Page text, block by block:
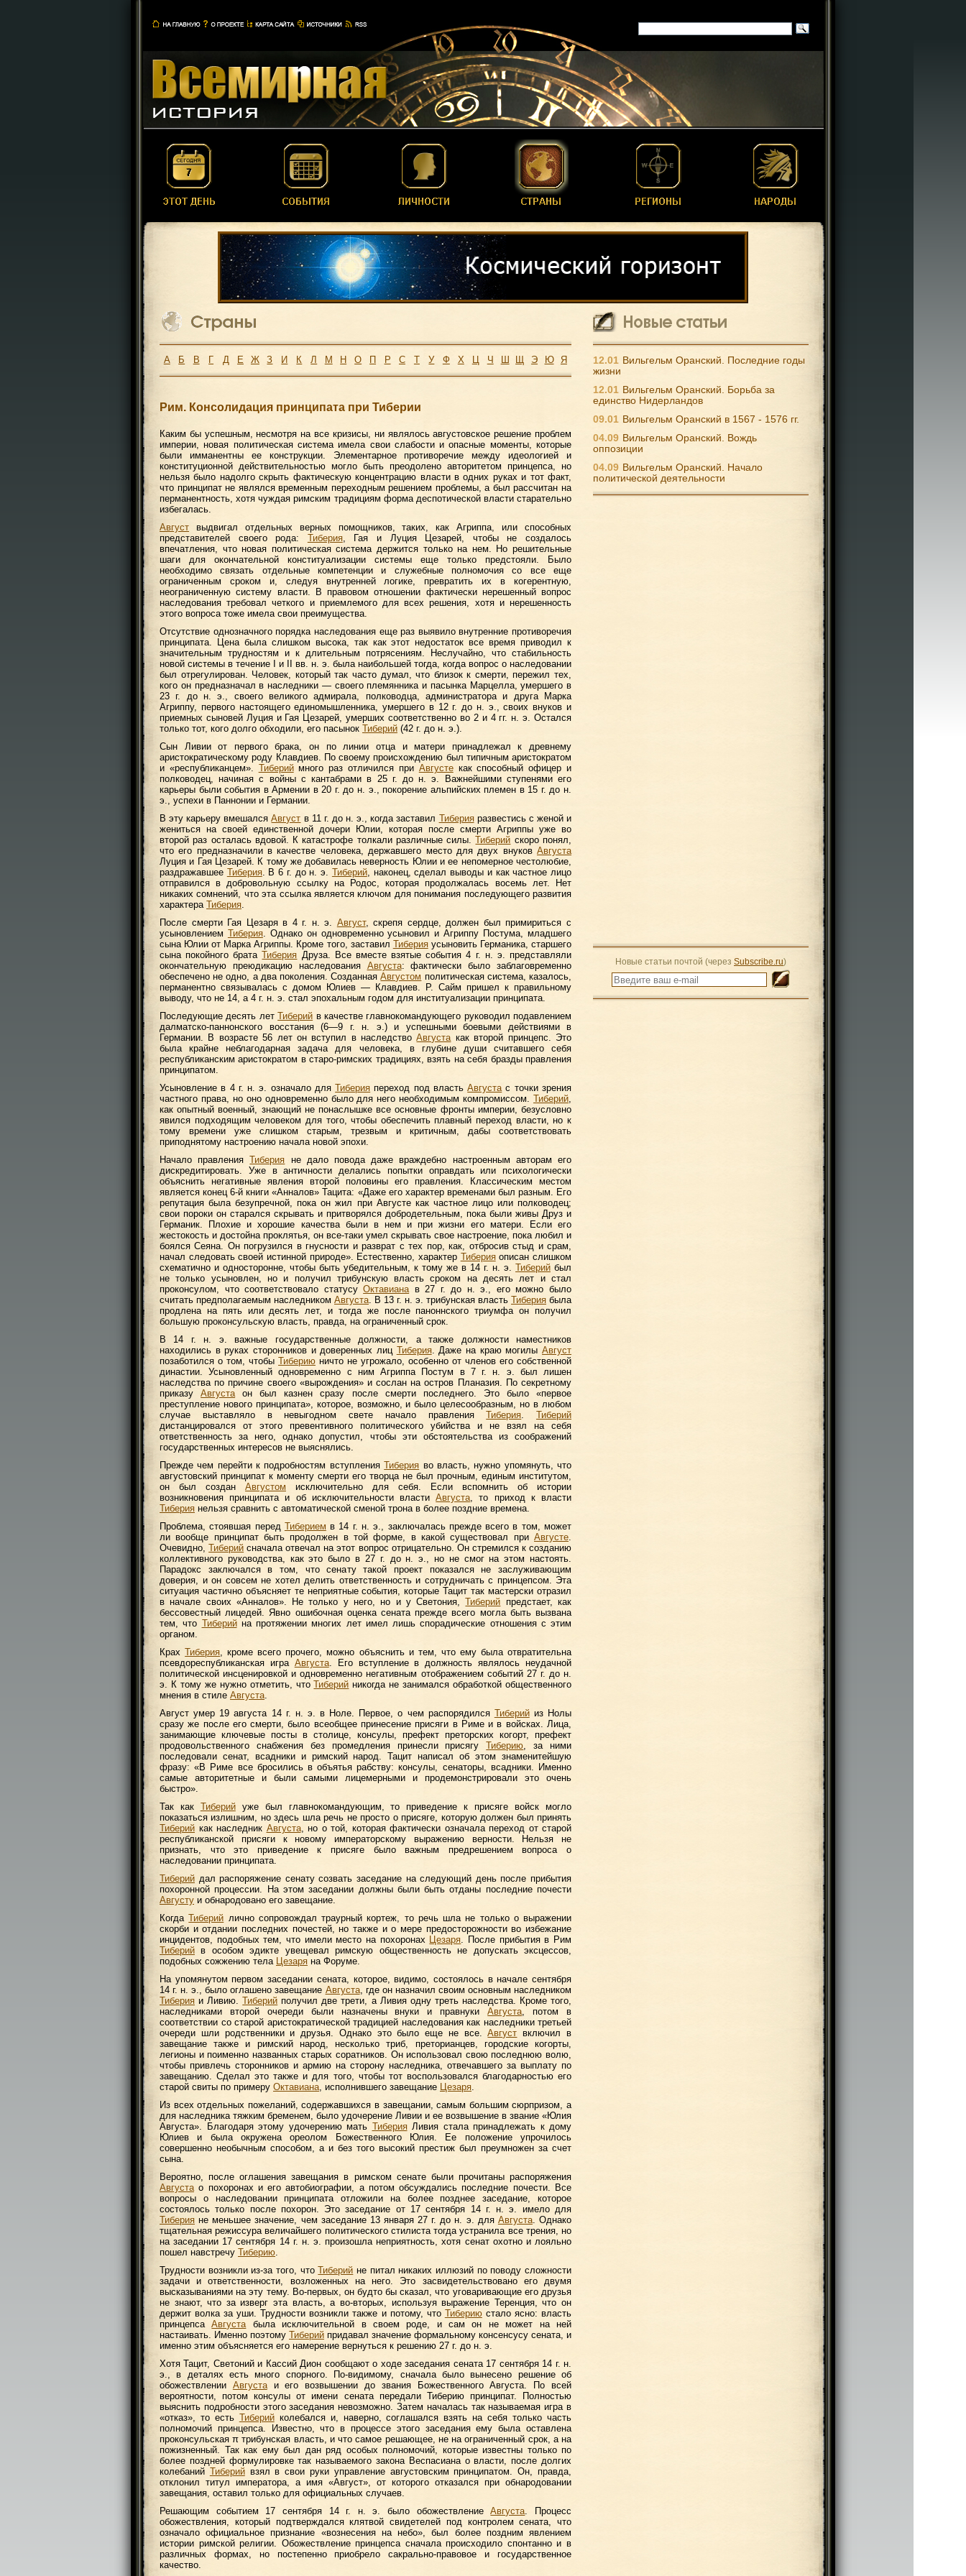
А Б В Г Д Е Ж З И К Л М Н О П Р С Т У Ф Х Ц Ч Ш Щ Э Ю Я
Рим. Консолидация принципата при Тиберии
Каким бы успешным, несмотря на все кризисы, ни являлось августовское решение проблем
империи, новая политическая система имела свои слабости и опасные моменты, которые
были имманентны ее конструкции. Элементарное противоречие между идеологией и
конституционной действительностью могло быть преодолено авторитетом принцепса, но
нельзя было надолго скрыть фактическую концентрацию власти в одних руках и тот факт,
что принципат не являлся временным переходным решением проблемы, а был рассчитан на
перманентность, хотя чуждая римским традициям форма деспотической власти старательно
избегалась.
Август выдвигал отдельных верных помощников, таких, как Агриппа, или способных
представителей своего рода: Тиберия, Гая и Луция Цезарей, чтобы не создалось
впечатления, что новая политическая система держится только на нем. Но решительные
шаги для окончательной конституализации системы еще только предстояли. Было
необходимо связать отдельные компетенции и служебные полномочия со все еще
ограниченным сроком и, следуя внутренней логике, превратить их в когерентную,
неограниченную систему власти. В правовом отношении фактически нерешенный вопрос
наследования требовал четкого и приемлемого для всех решения, хотя и нерешенность
этого вопроса тоже имела свои преимущества.
Отсутствие однозначного порядка наследования еще раз выявило внутренние противоречия
принципата. Цена была слишком высока, так как этот недостаток все время приводил к
значительным трудностям и к длительным потрясениям. Неслучайно, что стабильность
новой системы в течение I и II вв. н. э. была наибольшей тогда, когда вопрос о наследовании
был отрегулирован. Человек, который так часто думал, что близок к смерти, пережил тех,
кого он предназначал в наследники — своего племянника и пасынка Марцелла, умершего в
23 г. до н. э., своего великого адмирала, полководца, администратора и друга Марка
Агриппу, первого настоящего единомышленника, умершего в 12 г. до н. э., своих внуков и
приемных сыновей Луция и Гая Цезарей, умерших соответственно во 2 и 4 гг. н. э. Остался
только тот, кого долго обходили, его пасынок Тиберий (42 г. до н. э.).
Сын Ливии от первого брака, он по линии отца и матери принадлежал к древнему
аристократическому роду Клавдиев. По своему происхождению был типичным аристократом
и «республиканцем». Тибериймного раз отличился при Августекак способный офицер и
полководец, начиная с войны с кантабрами в 25 г. до н. э. Важнейшими ступенями его
карьеры были события в Армении в 20 г. до н. э., покорение альпийских племен в 15 г. до н.
э., успехи в Паннонии и Германии.
В эту карьеру вмешалсяАвгуст в 11 г. до н. э., когда заставил Тиберияразвестись с женой и
жениться на своей единственной дочери Юлии, которая после смерти Агриппы уже во
второй раз осталась вдовой. К катастрофе толкали различные силы.Тиберий скоро понял,
что его предназначили в качестве человека, державшего место для двух внуков Августа
Луция и Гая Цезарей. К тому же добавилась неверность Юлии и ее непомерное честолюбие,
раздражавшее Тиберия. В 6 г. до н. э. Тиберий, наконец, сделал выводы и как частное лицо
отправился в добровольную ссылку на Родос, которая продолжалась восемь лет. Нет
никаких сомнений, что эта ссылка является ключом для понимания последующего развития
характера Тиберия.
После смерти Гая Цезаря в 4 г. н. э. Август, скрепя сердце, должен был примириться с
усыновлением Тиберия. Однако он одновременно усыновил и Агриппу Постума, младшего
сына Юлии от Марка Агриппы. Кроме того, заставил Тиберияусыновить Германика, старшего
сына покойного братаТиберия Друза. Все вместе взятые события 4 г. н. э. представляли
окончательную преюдикацию наследования Августа: фактически было заблаговременно
обеспечено не одно, а два поколения. СозданнаяАвгустом политическая система, казалось,
перманентно связывалась с домом Юлиев — Клавдиев. Р. Сайм пришел к правильному
выводу, что не 14, а 4 г. н. э. стал эпохальным годом для институализации принципата.
Последующие десять летТиберий в качестве главнокомандующего руководил подавлением
далматско-паннонского восстания (6—9 г. н. э.) и успешными боевыми действиями в
Германии. В возрасте 56 лет он вступил в наследствоАвгустакак второй принцепс. Это
была крайне неблагодарная задача для человека, в глубине души считавшего себя
республиканским аристократом в старо-римских традициях, взять на себя бразды правления
принципатом.
Усыновление в 4 г. н. э. означало дляТиберия переход под властьАвгустас точки зрения
частного права, но оно одновременно было для него необходимым компромиссом. Тиберий,
как опытный военный, знающий не понаслышке все основные фронты империи, безусловно
явился подходящим человеком для того, чтобы обеспечить плавный переход власти, но к
тому времени уже слишком старым, трезвым и критичным, дабы соответствовать
приподнятому настроению начала новой эпохи.
Начало правленияТиберия не дало повода даже враждебно настроенным авторам его
дискредитировать. Уже в античности делались попытки оправдать или психологически
объяснить негативные явления второй половины его правления. Классическим местом
является конец 6-й книги «Анналов» Тацита: «Даже его характер временами был разным. Его
репутация была безупречной, пока он жил при Августе как частное лицо или полководец;
свои пороки он старался скрывать и притворялся добродетельным, пока были живы Друз и
Германик. Плохие и хорошие качества были в нем и при жизни его матери. Если его
жестокость и достойна проклятья, он все-таки умел скрывать свое настроение, пока любил и
боялся Сеяна. Он погрузился в гнусности и разврат с тех пор, как, отбросив стыд и срам,
начал следовать своей истинной природе». Естественно, характер Тиберияописан слишком
схематично и односторонне, чтобы быть убедительным, к тому же в 14 г. н. э. Тиберий был
не только усыновлен, но и получил трибунскую власть сроком на десять лет и стал
проконсулом, что соответствовало статусуОктавианав 27 г. до н. э., его можно было
считать предполагаемым наследником Августа. В 13 г. н. э. трибунская власть Тиберия была
продлена на пять или десять лет, и тогда же после паноннского триумфа он получил
большую проконсульскую власть, правда, на ограниченный срок.
В 14 г. н. э. важные государственные должности, а также должности наместников
находились в руках сторонников и доверенных лиц Тиберия. Даже на краю могилыАвгуст
позаботился о том, чтобы Тиберию ничто не угрожало, особенно от членов его собственной
династии. Усыновленный одновременно с ним Агриппа Постум в 7 г. н. э. был лишен
наследства по причине своего «вырождения» и сослан на остров Планазия. По секретному
приказуАвгустаон был казнен сразу после смерти последнего. Это было «первое
преступление нового принципата», которое, возможно, и было целесообразным, но в любом
случае выставляло в невыгодном свете начало правленияТиберия. Тиберий
дистанцировался от этого превентивного политического убийства и не взял на себя
ответственность за него, однако допустил, чтобы эти обстоятельства из соображений
государственных интересов не выяснялись.
Прежде чем перейти к подробностям вступленияТиберия во власть, нужно упомянуть, что
августовский принципат к моменту смерти его творца не был прочным, единым институтом,
он был создан Августом исключительно для себя. Если вспомнить об истории
возникновения принципата и об исключительности властиАвгуста, то приход к власти
Тиберия нельзя сравнить с автоматической сменой трона в более поздние времена.
Проблема, стоявшая перед Тиберием в 14 г. н. э., заключалась прежде всего в том, может
ли вообще принципат быть продолжен в той форме, в какой существовал при Августе.
Очевидно,Тиберий сначала отвечал на этот вопрос отрицательно. Он стремился к созданию
коллективного руководства, как это было в 27 г. до н. э., но не смог на этом настоять.
Парадокс заключался в том, что сенату такой проект показался не заслуживающим
доверия, и он совсем не хотел делить ответственность и сотрудничать с принцепсом. Эта
ситуация частично объясняет те неприятные события, которые Тацит так мастерски отразил
в начале своих «Анналов». Не только у него, но и у Светония,Тиберий предстает, как
бессовестный лицедей. Явно ошибочная оценка сената прежде всего могла быть вызвана
тем, что Тиберийна протяжении многих лет имел лишь спорадические отношения с этим
органом.
КрахТиберия, кроме всего прочего, можно объяснить и тем, что ему была отвратительна
псевдореспубликанская игра Августа. Его вступление в должность являлось неудачной
политической инсценировкой и одновременно негативным отображением событий 27 г. до н.
э. К тому же нужно отметить, чтоТиберий никогда не занимался обработкой общественного
мнения в стиле Августа.
Август умер 19 августа 14 г. н. э. в Ноле. Первое, о чем распорядился Тиберийиз Нолы
сразу же после его смерти, было всеобщее принесение присяги в Риме и в войсках. Лица,
занимающие ключевые посты в столице, консулы, префект преторских когорт, префект
продовольственного снабжения без промедления принесли присягуТиберию, за ними
последовали сенат, всадники и римский народ. Тацит написал об этом знаменитейшую
фразу: «В Риме все бросились в объятья рабству: консулы, сенаторы, всадники. Именно
самые авторитетные и были самыми лицемерными и продемонстрировали это очень
быстро».
Так как Тиберийуже был главнокомандующим, то приведение к присяге войск могло
показаться излишним, но здесь шла речь не просто о присяге, которую должен был принять
Тиберий как наследник Августа, но о той, которая фактически означала переход от старой
республиканской присяги к новому императорскому выражению верности. Нельзя не
признать, что это приведение к присяге было важным предрешением вопроса о
наследовании принципата.
Тиберий дал распоряжение сенату созвать заседание на следующий день после прибытия
похоронной процессии. На этом заседании должны были быть отданы последние почести
Августу и обнародовано его завещание.
КогдаТиберий лично сопровождал траурный кортеж, то речь шла не только о выражении
скорби и отдании последних почестей, но также и о мере предосторожности во избежание
инцидентов, подобных тем, что имели место на похоронах Цезаря. После прибытия в Рим
Тиберий в особом эдикте увещевал римскую общественность не допускать эксцессов,
подобных сожжению тела Цезаря на Форуме.
На упомянутом первом заседании сената, которое, видимо, состоялось в начале сентября
14 г. н. э., было оглашено завещание Августа, где он назначил своим основным наследником
Тиберия и Ливию.Тиберий получил две трети, а Ливия одну треть наследства. Кроме того,
наследниками второй очереди были назначены внуки и правнукиАвгуста, потом в
соответствии со старой аристократической традицией наследования как наследники третьей
очереди шли родственники и друзья. Однако это было еще не все.Август включил в
завещание также и римский народ, несколько триб, преторианцев, городские когорты,
легионы и поименно названных старых соратников. Он использовал свою последнюю волю,
чтобы привлечь сторонников и армию на сторону наследника, отвечавшего за выплату по
завещанию. Сделал это также и для того, чтобы тот воспользовался благодарностью его
старой свиты по примеру Октавиана, исполнившего завещание Цезаря.
Из всех отдельных пожеланий, содержавшихся в завещании, самым большим сюрпризом, а
для наследника тяжким бременем, было удочерение Ливии и ее возвышение в звание «Юлия
Августа». Благодаря этому удочерению мать ТиберияЛивия стала принадлежать к дому
Юлиев и была окружена ореолом Божественного Юлия. Ее положение упрочилось
совершенно необычным способом, а и без того высокий престиж был преумножен за счет
сына.
Вероятно, после оглашения завещания в римском сенате были прочитаны распоряжения
Августао похоронах и его автобиографии, а потом обсуждались последние почести. Все
вопросы о наследовании принципата отложили на более позднее заседание, которое
состоялось только после похорон. Это заседание от 17 сентября 14 г. н. э. имело для
Тиберия не меньшее значение, чем заседание 13 января 27 г. до н. э. для Августа. Однако
тщательная режиссура величайшего политического стилиста тогда устранила все трения, но
на заседании 17 сентября 14 г. н. э. произошла неприятность, хотя сенат охотно и лояльно
пошел навстречу Тиберию.
Трудности возникли из-за того, чтоТиберий не питал никаких иллюзий по поводу сложности
задачи и ответственности, возложенных на него. Это засвидетельствовано его двумя
высказываниями на эту тему. Во-первых, он будто бы сказал, что уговаривающие его друзья
не знают, что за изверг эта власть, а во-вторых, используя выражение Теренция, что он
держит волка за уши. Трудности возникли также и потому, что Тибериюстало ясно: власть
принцепсаАвгустабыла исключительной в своем роде, и сам он не может на ней
настаивать. Именно поэтому Тиберий придавал значение формальному консенсусу сената, и
именно этим объясняется его намерение вернуться к решению 27 г. до н. э.
Хотя Тацит, Светоний и Кассий Дион сообщают о ходе заседания сената 17 сентября 14 г. н.
э., в деталях есть много спорного. По-видимому, сначала было вынесено решение об
обожествлении Августаи его возвышении до звания Божественного Августа. По всей
вероятности, потом консулы от имени сената передали Тиберию принципат. Полностью
выяснить подробности этого заседания невозможно. Затем началась так называемая игра в
«отказ», то есть Тиберийколебался и, наверно, соглашался взять на себя только часть
полномочий принцепса. Известно, что в процессе этого заседания ему была оставлена
проконсульская π трибунская власть, и что самое решающее, не на ограниченный срок, а на
пожизненный. Так как ему был дан ряд особых полномочий, которые известны только по
более поздней формулировке так называемого закона Веспасиана о власти, после долгих
колебаний Тиберийвзял в свои руки управление августовским принципатом. Он, правда,
отклонил титул императора, а имя «Август», от которого отказался при обнародовании
завещания, оставил только для официальных случаев.
Решающим событием 17 сентября 14 г. н. э. было обожествлениеАвгуста. Процесс
обожествления, который подтверждался клятвой свидетелей под контролем сената, что
означало официальное признание «вознесения на небо», был более поздним явлением
истории римской религии. Обожествление принцепса сначала происходило спонтанно и в
различных формах, но постепенно приобрело сакрально-правовое и государственное
качество.
12.01 Вильгельм Оранский. Последние годы
жизни
12.01 Вильгельм Оранский. Борьба за
единство Нидерландов
09.01 Вильгельм Оранский в 1567 - 1576 гг.
04.09 Вильгельм Оранский. Вождь
оппозиции
04.09 Вильгельм Оранский. Начало
политической деятельности
Новые статьи почтой (через Subscribe.ru)